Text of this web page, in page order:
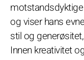
og viser hans
stil og
Innen kreativitet